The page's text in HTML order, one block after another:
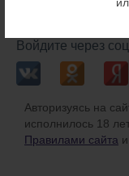
Войдите через
Авторизуясь на
исполнилось 18
Правилами сайта и